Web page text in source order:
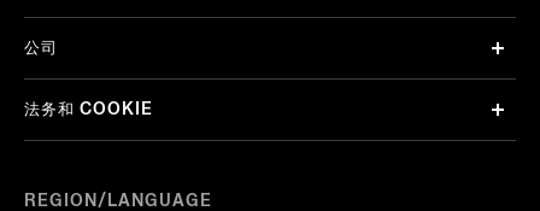
REGION/LANGUAGE
公司
法务和 COOKIE